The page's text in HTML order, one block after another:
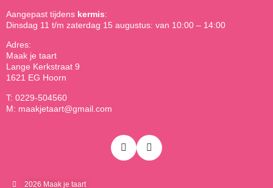
Aangepast tijdens kermis:
Dinsdag 11 t/m zaterdag 15 augustus: van 10:00 – 14:00
Adres:
Maak je taart
Lange Kerkstraat 9
1621 EG Hoorn
T: 0229-504560
M: maakjetaart@gmail.com
2026 Maak je taart